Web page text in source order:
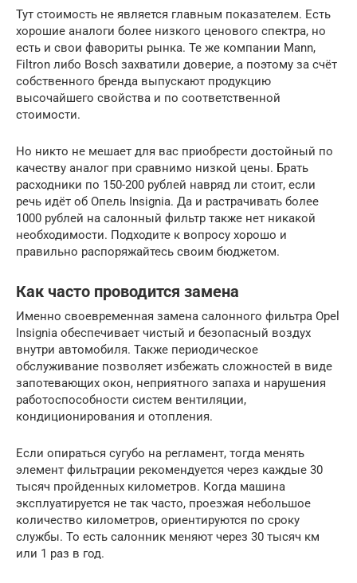
Тут стоимость не является главным показателем. Есть
хорошие аналоги более низкого ценового спектра, но
есть и свои фавориты рынка. Те же компании Mann,
Filtron либо Bosch захватили доверие, а поэтому за счёт
собственного бренда выпускают продукцию
высочайшего свойства и по соответственной
стоимости.
Но никто не мешает для вас приобрести достойный по
качеству аналог при сравнимо низкой цены. Брать
расходники по 150-200 рублей навряд ли стоит, если
речь идёт об Опель Insignia. Да и растрачивать более
1000 рублей на салонный фильтр также нет никакой
необходимости. Подходите к вопросу хорошо и
правильно распоряжайтесь своим бюджетом.
Как часто проводится замена
Именно своевременная замена салонного фильтра Opel
Insignia обеспечивает чистый и безопасный воздух
внутри автомобиля. Также периодическое
обслуживание позволяет избежать сложностей в виде
запотевающих окон, неприятного запаха и нарушения
работоспособности систем вентиляции,
кондиционирования и отопления.
Если опираться сугубо на регламент, тогда менять
элемент фильтрации рекомендуется через каждые 30
тысяч пройденных километров. Когда машина
эксплуатируется не так часто, проезжая небольшое
количество километров, ориентируются по сроку
службы. То есть салонник меняют через 30 тысяч км
или 1 раз в год.